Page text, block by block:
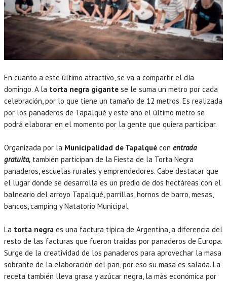
En cuanto a este último atractivo, se va a compartir el día
domingo. A la torta negra gigante se le suma un metro por cada
celebración, por lo que tiene un tamaño de 12 metros. Es realizada
por los panaderos de Tapalqué y este año el último metro se
podrá elaborar en el momento por la gente que quiera participar.
Organizada por la Municipalidad de Tapalqué con entrada
gratuita, también participan de la Fiesta de la Torta Negra
panaderos, escuelas rurales y emprendedores. Cabe destacar que
el lugar donde se desarrolla es un predio de dos hectáreas con el
balneario del arroyo Tapalqué, parrillas, hornos de barro, mesas,
bancos, camping y Natatorio Municipal.
La torta negra es una factura típica de Argentina, a diferencia del
resto de las facturas que fueron traídas por panaderos de Europa.
Surge de la creatividad de los panaderos para aprovechar la masa
sobrante de la elaboración del pan, por eso su masa es salada. La
receta también lleva grasa y azúcar negra, la más económica por